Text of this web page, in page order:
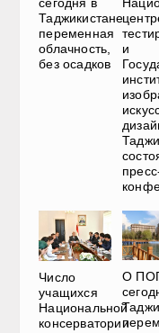
Таджикистане
переменная
облачность,
без осадков
и
Число
учащихся
Национальной
консерватории
О